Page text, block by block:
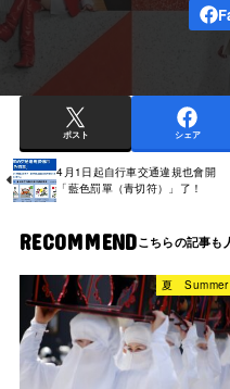
ポスト シェア
4月1日起自行車交通違規也會開
「藍色罰單（青切符）」了！
RECOMMEND
夏 Summer